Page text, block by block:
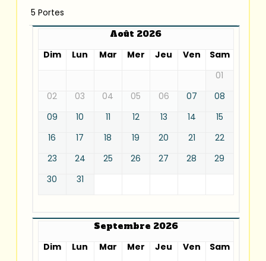
5 Portes
Août 2026
Dim
Lun Mar Mer Jeu Ven
Sam
01
02
03 04 05 06 07
08
09
10 11 12 13 14
15
16
17 18 19 20 21
22
23
24 25 26 27 28
29
30
31
Septembre 2026
Dim
Lun Mar Mer Jeu Ven
Sam